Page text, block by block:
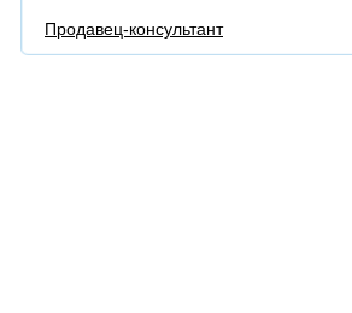
Продавец-консультант